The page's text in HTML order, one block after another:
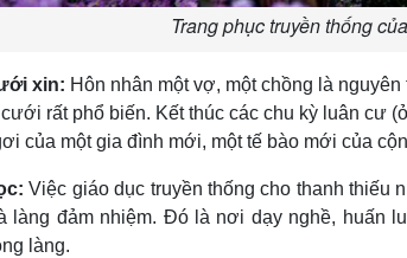
Trang phục truyền thống
xin: Hôn nhân một vợ, một chồng là
c­ưới rất phổ biến. Kết thúc các chu kỳ luân cư­
của một gia đình mới, một tế bào mới của
Việc giáo dục truyền thống cho thanh
làng đảm nhiệm. Đó là nơi dạy nghề, huấn
làng.